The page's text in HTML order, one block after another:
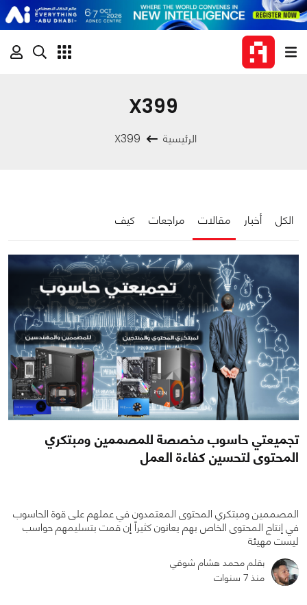
X399
الرئيسية X399
الكل أخبار مقالات مراجعات كيف
3867
تجميعتي حاسوب مخصصة للمصممين ومبتكري
المحتوى لتحسين كفاءة العمل
المصممين ومبتكري المحتوى المعتمدون في عملهم على قوة الحاسوب
في إنتاج المحتوى الخاص بهم يعانون كثيراً إن قمت بتسليمهم حواسب
ليست مهيئة
بقلم محمد هشام شوقي
منذ 7 سنوات